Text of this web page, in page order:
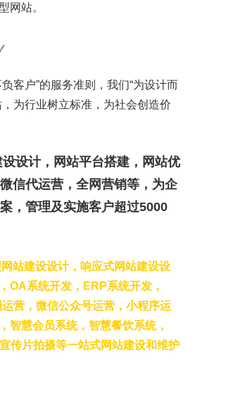
网站。
客户”的服务准则，我们“为设计而
为行业树立标准，为社会创造价
设计，网站平台搭建，网站优
信代运营，全网营销等，为企
，管理及实施客户超过5000
站建设设计，响应式网站建设设
OA系统开发，ERP系统开发，
营，微信公众号运营，小程序运
智慧会员系统，智慧餐饮系统，
传片拍摄等一站式网站建设和维护